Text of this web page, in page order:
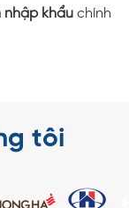
nhập khẩu chính
tôi